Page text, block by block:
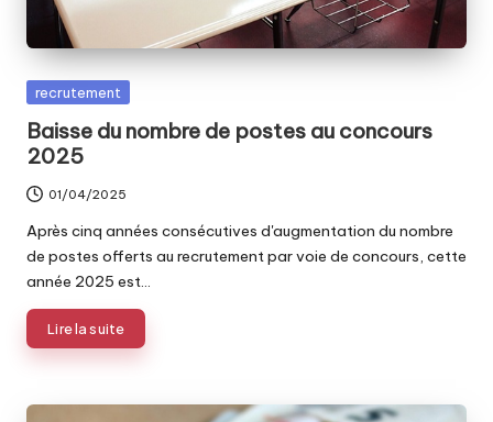
Posted
recrutement
Baisse du nombre de postes au concours
2025
01/04/2025
Après cinq années consécutives d'augmentation du nombre
de postes offerts au recrutement par voie de concours, cette
année 2025 est…
Lire la suite